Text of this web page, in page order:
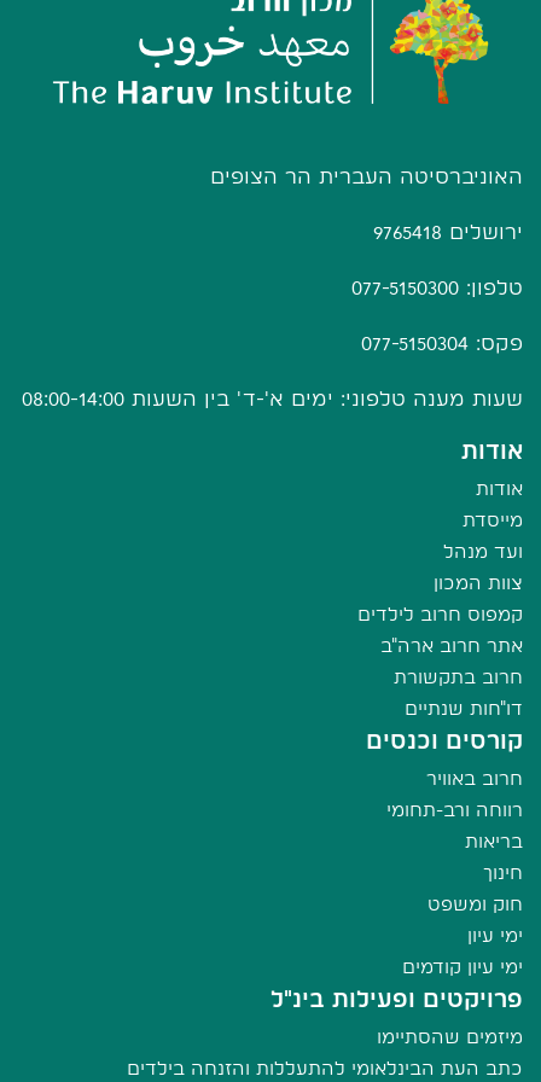
האוניברסיטה העברית הר הצופים
ירושלים 9765418
טלפון: 077-5150300
פקס: 077-5150304
שעות מענה טלפוני: ימים א'-ד' בין השעות 08:00-14:00
אודות
אודות
מייסדת
ועד מנהל
צוות המכון
קמפוס חרוב לילדים
אתר חרוב ארה"ב
חרוב בתקשורת
דו"חות שנתיים
קורסים וכנסים
חרוב באוויר
רווחה ורב-תחומי
בריאות
חינוך
חוק ומשפט
ימי עיון
ימי עיון קודמים
פרויקטים ופעילות בינ"ל
מיזמים שהסתיימו
כתב העת הבינלאומי להתעללות והזנחה בילדים